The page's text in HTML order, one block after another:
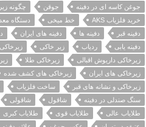
جوغن کاسه ای در دفینه
جوقن چگونه
خرید فلزیاب AKS
خط میخی دستگاه
دفینه قبر
دفینه ها دفینه های ایران
دفینه یابی
ردیاب زیر خاکی زیرخاکی
زیرخاکی داریوش اقبالی
زیرخاکی طلا
زیرخاکی های ایران
زیرخاکی های کشف شده
زیرخاکی و نشانه های قبر
ساخت فلزیاب
سنگ صندلی در دفینه
شاقول شاقولی
طلایاب عالی
طلایاب قوی طلایاب کبری